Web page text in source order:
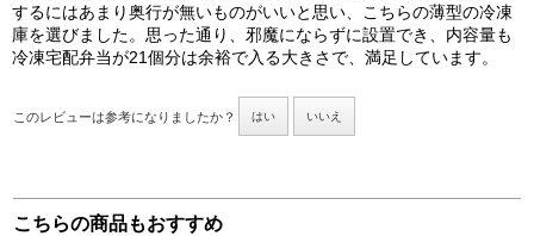
するにはあまり奥行が無いものがいいと思い、こちらの薄型の冷凍
庫を選びました。思った通り、邪魔にならずに設置でき、内容量も
冷凍宅配弁当が21個分は余裕で入る大きさで、満足しています。
このレビューは参考になりましたか？ はい いいえ
こちらの商品もおすすめ